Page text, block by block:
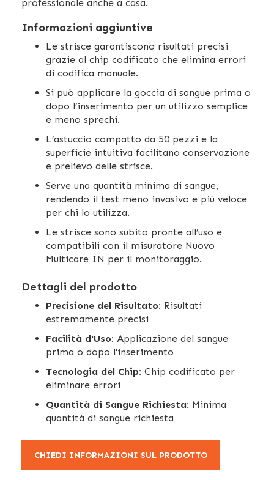
professionale anche a casa.
Informazioni aggiuntive
Le strisce garantiscono risultati precisi
grazie al chip codificato che elimina errori
di codifica manuale.
Si può applicare la goccia di sangue prima o
dopo l’inserimento per un utilizzo semplice
e meno sprechi.
L’astuccio compatto da 50 pezzi e la
superficie intuitiva facilitano conservazione
e prelievo delle strisce.
Serve una quantità minima di sangue,
rendendo il test meno invasivo e più veloce
per chi lo utilizza.
Le strisce sono subito pronte all’uso e
compatibili con il misuratore Nuovo
Multicare IN per il monitoraggio.
Dettagli del prodotto
Precisione del Risultato: Risultati
estremamente precisi
Facilità d'Uso: Applicazione del sangue
prima o dopo l'inserimento
Tecnologia del Chip: Chip codificato per
eliminare errori
Quantità di Sangue Richiesta: Minima
quantità di sangue richiesta
CHIEDI INFORMAZIONI SUL PRODOTTO